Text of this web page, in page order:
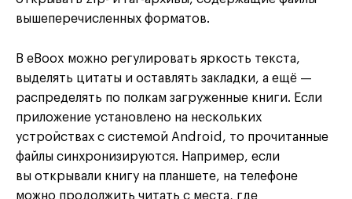
вышеперечисленных форматов.
В eBoox можно регулировать яркость текста,
выделять цитаты и оставлять закладки, а ещё —
распределять по полкам загруженные книги. Если
приложение установлено на нескольких
устройствах с системой Android, то прочитанные
файлы синхронизируются. Например, если
вы открывали книгу на планшете, на телефоне
можно продолжить читать с места, где